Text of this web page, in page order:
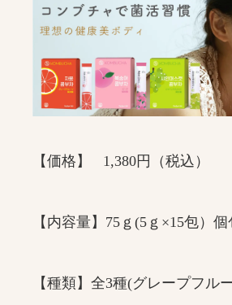
【価格】 1,380円（税込）
【内容量】75ｇ(5ｇ×15包）
【種類】全3種(グレープフル